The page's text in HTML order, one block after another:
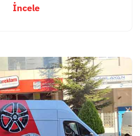
İncele